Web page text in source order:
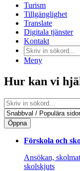
Turism
Tillgänglighet
Translate
Digitala tjänster
Kontakt
Meny
Hur kan vi
Öppna
Förskola och
Ansökan,
skolskjuts